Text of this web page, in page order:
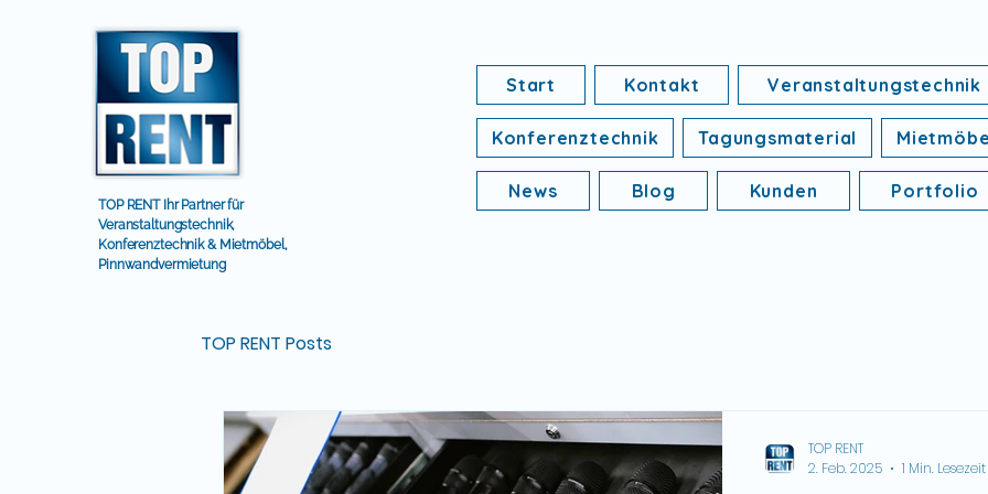
TOP RENT Ihr Partner für
Veranstaltungstechnik,
Konferenztechnik & Mietmöbel,
Pinnwandvermietung
Start Kontakt Veranstaltungstechnik
Konferenztechnik Tagungsmaterial
News Blog Kunden Portfolio
TOP RENT Posts
TOP RENT
2. Feb. 2025
1 Min. Lesezeit